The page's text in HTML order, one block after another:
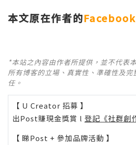
本文原在作者的Facebook
*本站之內容由作者所提供，並不代表
所有博客的立場、真實性、準確性及
任。
【 U Creator 招募 】
出Post賺現金獎賞 l 登記《社群創
【 睇Post + 參加品牌活動 】